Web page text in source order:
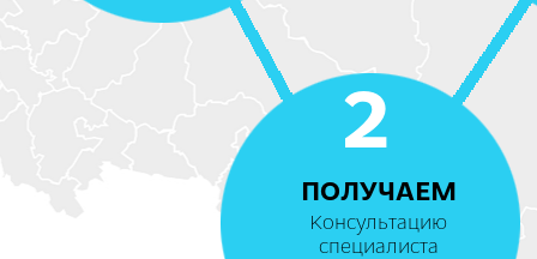
2
ПОЛУЧАЕМ
Консультацию
специалиста